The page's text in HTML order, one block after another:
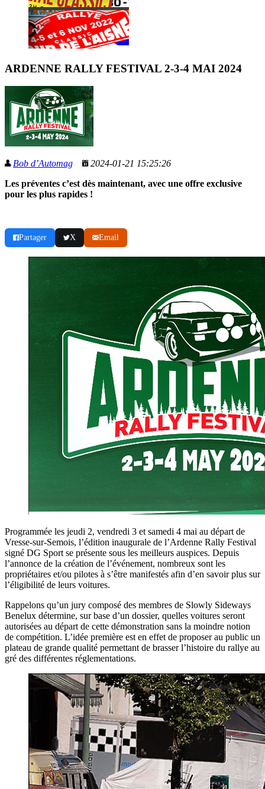
ARDENNE RALLY FESTIVAL 2-3-4 MAI 2024
Bob d’Automag
2024-01-21 15:25:26
Les préventes c’est dès maintenant, avec une offre exclusive
pour les plus rapides !
Partager X Email
Programmée les jeudi 2, vendredi 3 et samedi 4 mai au départ de
Vresse-sur-Semois, l’édition inaugurale de l’Ardenne Rally Festival
signé DG Sport se présente sous les meilleurs auspices. Depuis
l’annonce de la création de l’événement, nombreux sont les
propriétaires et/ou pilotes à s’être manifestés afin d’en savoir plus sur
l’éligibilité de leurs voitures.
Rappelons qu’un jury composé des membres de Slowly Sideways
Benelux détermine, sur base d’un dossier, quelles voitures seront
autorisées au départ de cette démonstration sans la moindre notion
de compétition. L’idée première est en effet de proposer au public un
plateau de grande qualité permettant de brasser l’histoire du rallye au
gré des différentes réglementations.